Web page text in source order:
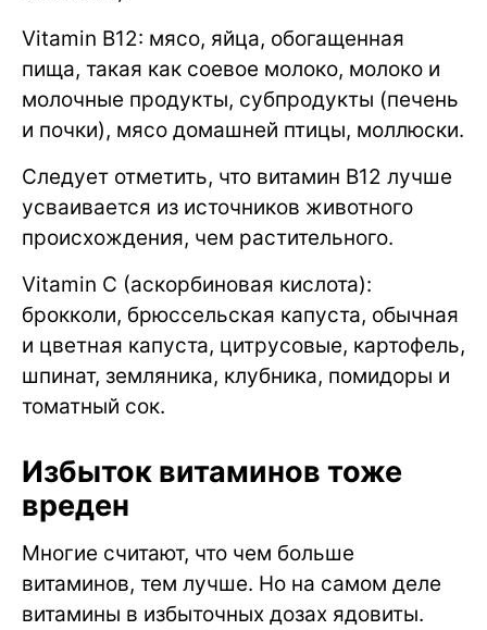
Vitamin B12: мясо, яйца, обогащенная
пища, такая как соевое молоко, молоко и
молочные продукты, субпродукты (печень
и почки), мясо домашней птицы, моллюски.
Следует отметить, что витамин B12 лучше
усваивается из источников животного
происхождения, чем растительного.
Vitamin C (аскорбиновая кислота):
брокколи, брюссельская капуста, обычная
и цветная капуста, цитрусовые, картофель,
шпинат, земляника, клубника, помидоры и
томатный сок.
Избыток витаминов тоже
вреден
Многие считают, что чем больше
витаминов, тем лучше. Но на самом деле
витамины в избыточных дозах ядовиты.